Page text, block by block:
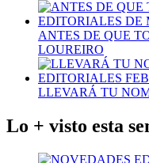
ANTES DE QUE
LOUREIRO
LLEVARÁ TU
Lo + visto esta